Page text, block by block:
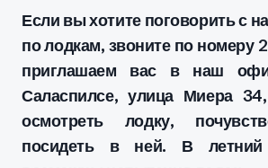
Если вы хотите поговорить с
по лодкам, звоните по номеру
приглашаем вас в наш
Саласпилсе, улица Миера
осмотреть лодку,
посидеть в ней. В летний